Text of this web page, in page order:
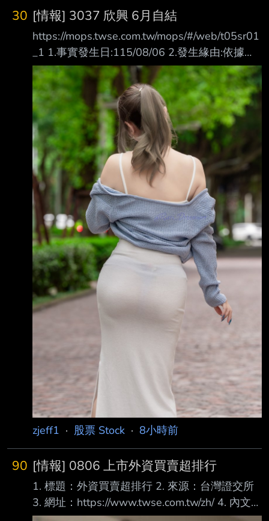
355.52 本年累計 22,687,022 去年累計
9,589,506 增減金額 13,097,516 增減百分比
136.58 備註 / 營收變化原因說明 新產品開始出
貨，導致年對年營收增幅較大。
https://mopsov.twse.com.tw/mops/web/t05st10
_ifrs
30 [情報] 3037 欣興 6月自結
https://mops.twse.com.tw/mops/#/web/t05sr01
_1 1.事實發生日:115/08/06 2.發生緣由:依據臺
灣證券交易所股份有限公司通知辦理 3.財務業務
資訊: 期間 (月) (季) (最近四季累計) ------ ------
----------------- ------------------------ 最近
1月 與去年 最近1季 與去年 114年第3季至 科目
(115年6月) 同期增減 (115年第2季) 同期增減
115年第2季 核閱數 (%) 核閱數
zjeff1 · 股票 Stock · 8小時前
90 [情報] 0806 上市外資買賣超排行
1. 標題：外資買賣超排行 2. 來源：台灣證交所
3. 網址：https://www.twse.com.tw/zh/ 4. 內文：